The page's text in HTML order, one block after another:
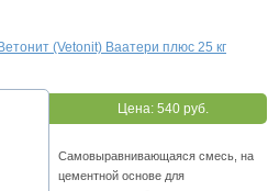
(Vetonit) Ваатери плюс 25 кг
Цена: 540 руб.
Cамовыравнивающаяся смесь, на
цементной основе для